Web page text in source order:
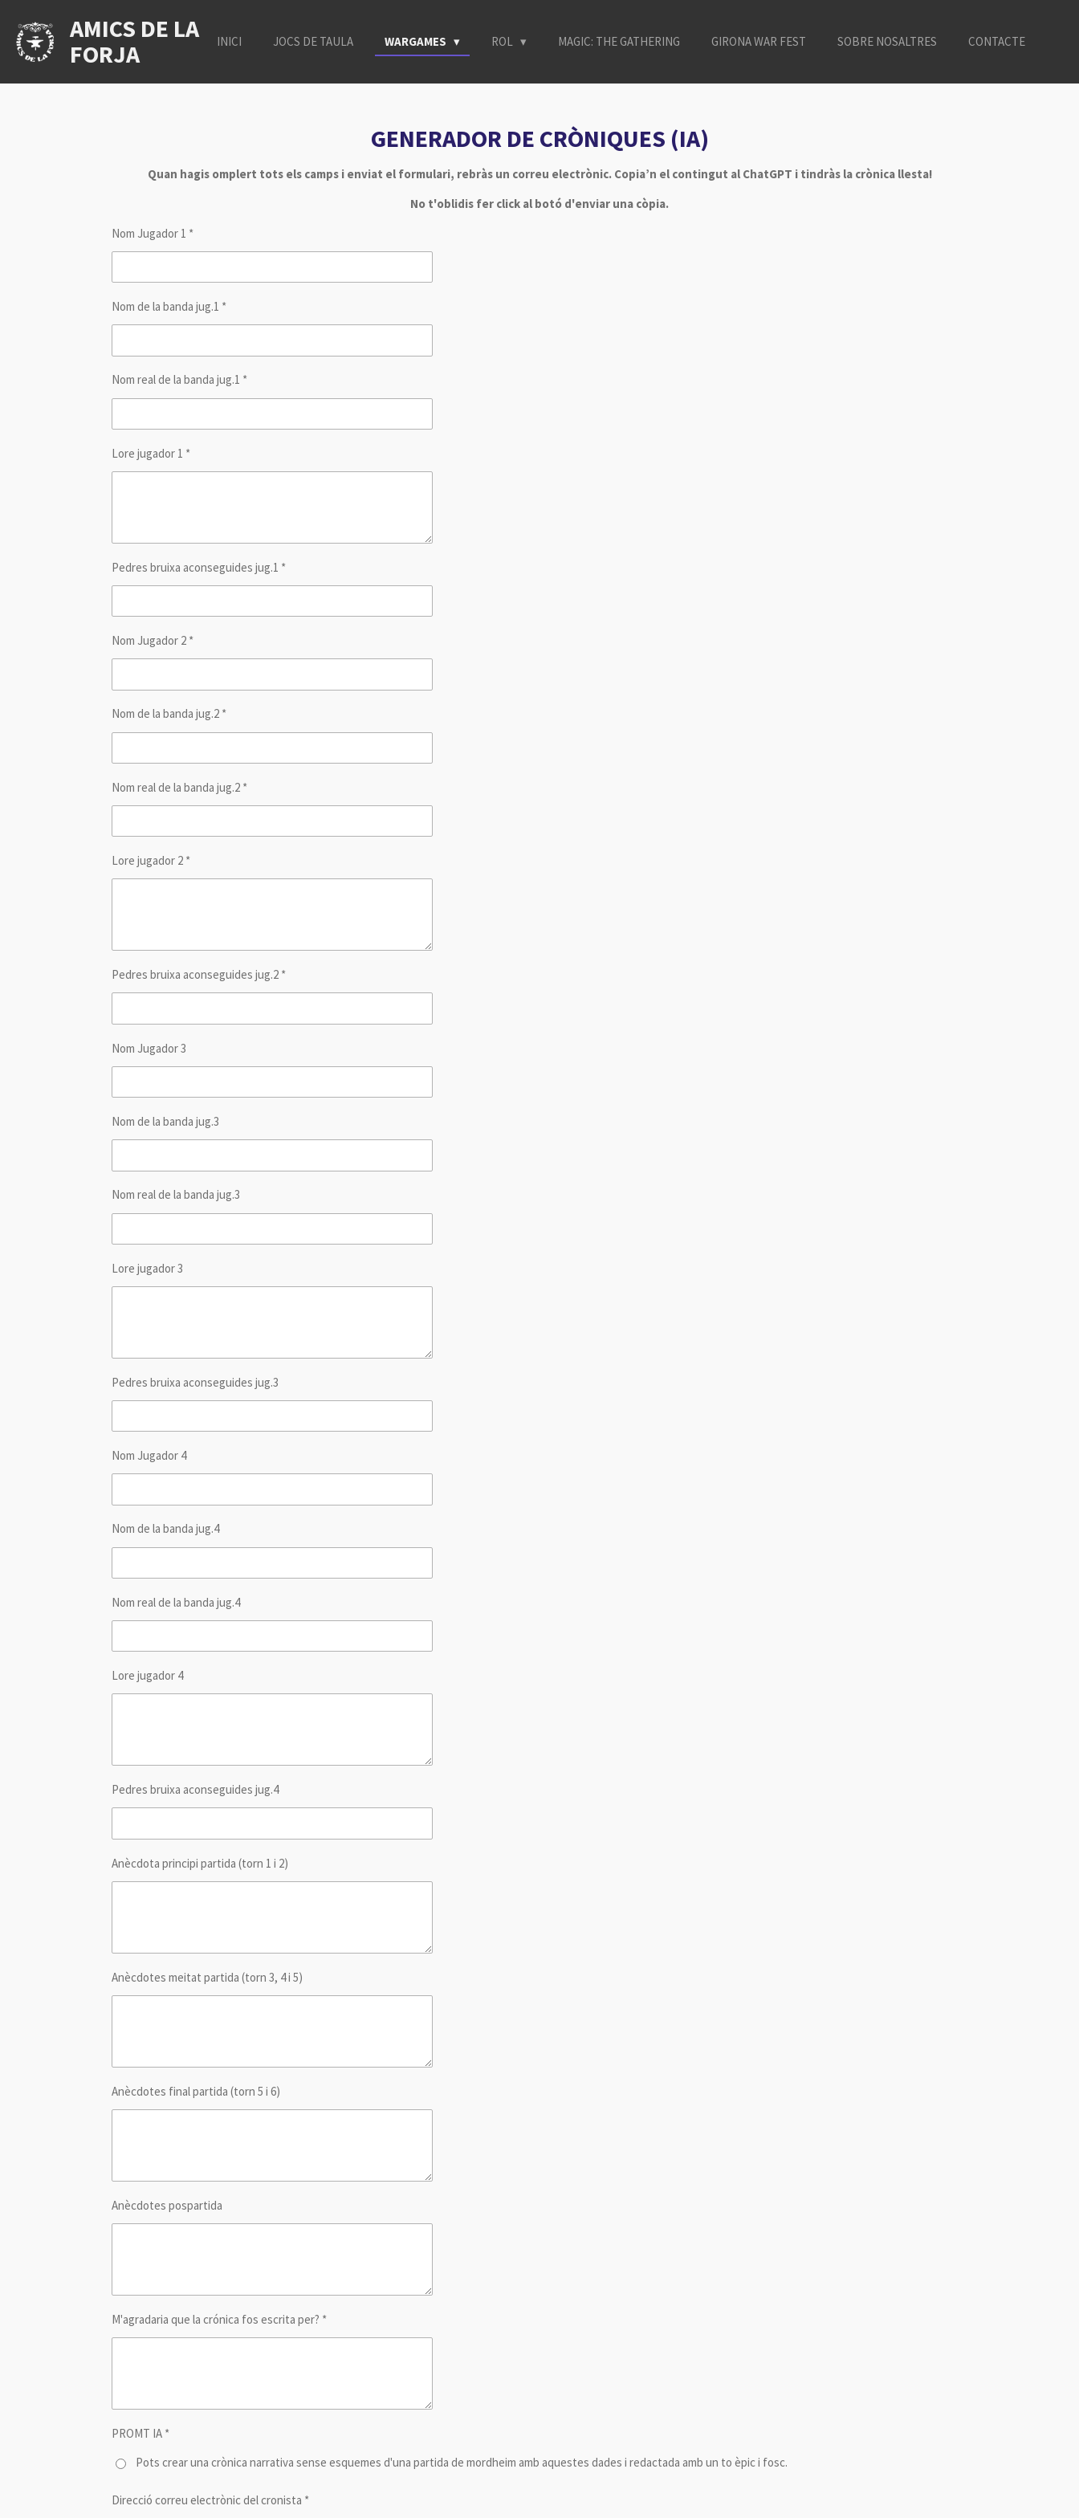
contenido
AMICS DE LA
FORJA
INICI JOCS DE TAULA WARGAMES ROL MAGIC: THE GATHERING GIRONA WAR FEST SOBRE NOSALTRES CONTACTE
GENERADOR DE CRÒNIQUES (IA)
Quan hagis omplert tots els camps i enviat el formulari, rebràs un correu electrònic. Copia’n el contingut al ChatGPT i tindràs la crònica llesta!
No t'oblidis fer click al botó d'enviar una còpia.
Nom Jugador 1 *
Nom de la banda jug.1 *
Nom real de la banda jug.1 *
Lore jugador 1 *
Pedres bruixa aconseguides jug.1 *
Nom Jugador 2 *
Nom de la banda jug.2 *
Nom real de la banda jug.2 *
Lore jugador 2 *
Pedres bruixa aconseguides jug.2 *
Nom Jugador 3
Nom de la banda jug.3
Nom real de la banda jug.3
Lore jugador 3
Pedres bruixa aconseguides jug.3
Nom Jugador 4
Nom de la banda jug.4
Nom real de la banda jug.4
Lore jugador 4
Pedres bruixa aconseguides jug.4
Anècdota principi partida (torn 1 i 2)
Anècdotes meitat partida (torn 3, 4 i 5)
Anècdotes final partida (torn 5 i 6)
Anècdotes pospartida
M'agradaria que la crónica fos escrita per? *
PROMT IA *
Pots crear una crònica narrativa sense esquemes d'una partida de mordheim amb aquestes dades i redactada amb un to èpic i fosc.
Direcció correu electrònic del cronista *